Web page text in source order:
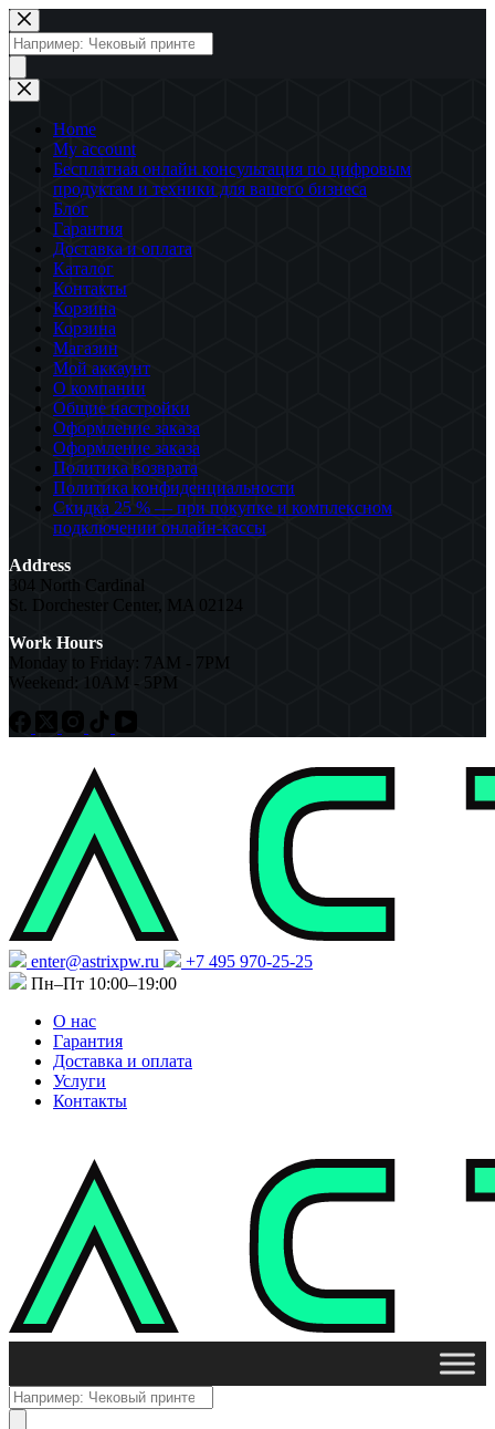
Перейти
к
сути
Поиск
товаров
Home
My account
Бесплатная онлайн консультация по цифровым
продуктам и техники для вашего бизнеса
Блог
Гарантия
Доставка и оплата
Каталог
Контакты
Корзина
Корзина
Магазин
Мой аккаунт
О компании
Общие настройки
Оформление заказа
Оформление заказа
Политика возврата
Политика конфиденциальности
Скидка 25 % — при покупке и комплексном
подключении онлайн-кассы
Address
304 North Cardinal
St. Dorchester Center, MA 02124
Work Hours
Monday to Friday: 7AM - 7PM
Weekend: 10AM - 5PM
enter@astrixpw.ru
+7 495 970-25-25
Пн–Пт 10:00–19:00
О нас
Гарантия
Доставка и оплата
Услуги
Контакты
Поиск
товаров